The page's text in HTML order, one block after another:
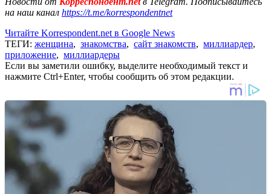
на наш канал https://t.me/korrespondentnet
Читайте Korrespondent.net в Google News
ТЕГИ: женщина, знакомства, сайт знакомств, миллиардер,
приложение, миллиардеры
Если вы заметили ошибку, выделите необходимый текст и
нажмите Ctrl+Enter, чтобы сообщить об этом редакции.